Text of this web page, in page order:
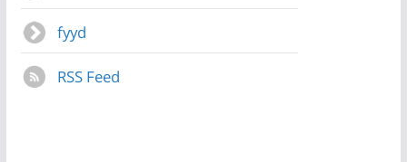
fyyd
RSS Feed